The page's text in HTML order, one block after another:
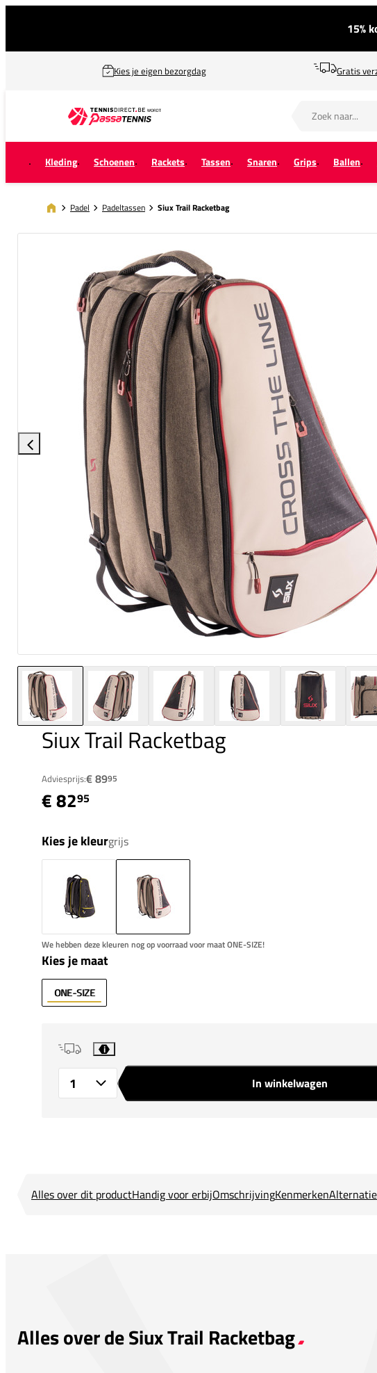
15%
Kies je eigen bezorgdag Gratis
Kleding Schoenen Rackets Tassen Snaren Grips Ballen
Padel Padeltassen Siux Trail Racketbag
Siux Trail Racketbag
Adviesprijs:€ 8995
€ 8295
Kies je kleurgrijs
We hebben deze kleuren nog op voorraad voor maat ONE-SIZE!
Kies je maat
ONE-SIZE
i
In winkelwagen
Alles over dit productHandig voor erbijOmschrijvingKenmerken
Alles over de Siux Trail Racketbag